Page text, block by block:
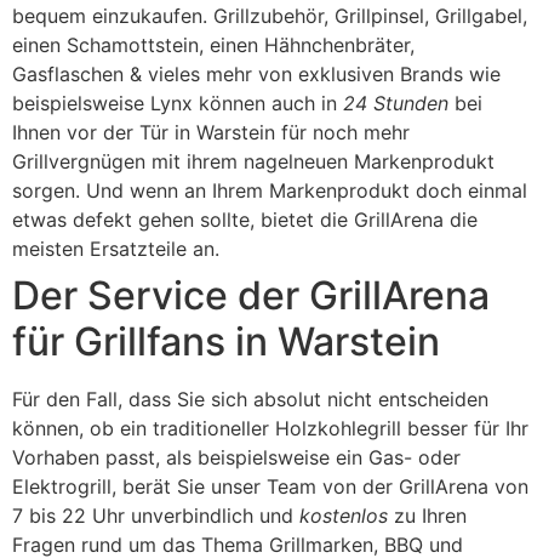
bequem einzukaufen. Grillzubehör, Grillpinsel, Grillgabel,
einen Schamottstein, einen Hähnchenbräter,
Gasflaschen & vieles mehr von exklusiven Brands wie
beispielsweise Lynx können auch in 24 Stunden bei
Ihnen vor der Tür in Warstein für noch mehr
Grillvergnügen mit ihrem nagelneuen Markenprodukt
sorgen. Und wenn an Ihrem Markenprodukt doch einmal
etwas defekt gehen sollte, bietet die GrillArena die
meisten Ersatzteile an.
Der Service der GrillArena
für Grillfans in Warstein
Für den Fall, dass Sie sich absolut nicht entscheiden
können, ob ein traditioneller Holzkohlegrill besser für Ihr
Vorhaben passt, als beispielsweise ein Gas- oder
Elektrogrill, berät Sie unser Team von der GrillArena von
7 bis 22 Uhr unverbindlich und kostenlos zu Ihren
Fragen rund um das Thema Grillmarken, BBQ und